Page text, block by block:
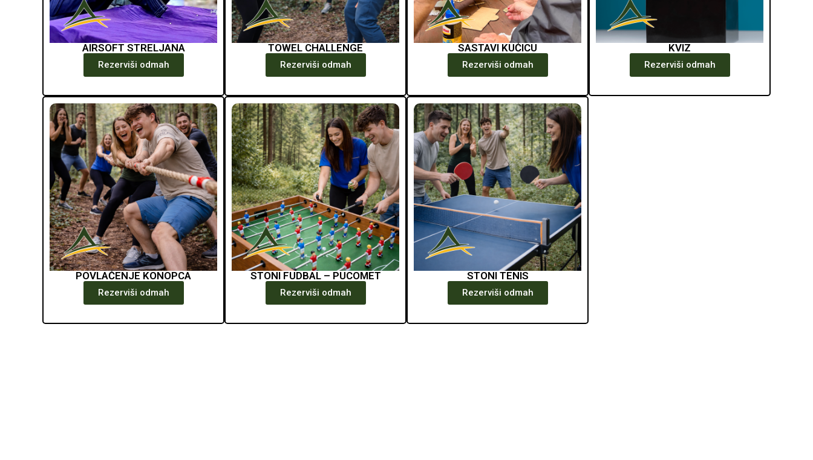
AIRSOFT STRELJANA
Rezerviši odmah
TOWEL CHALLENGE
Rezerviši odmah
SASTAVI KUĆICU
Rezerviši odmah
KVIZ
Rezerviši odmah
POVLAČENJE KONOPCA
Rezerviši odmah
STONI FUDBAL – PUCOMET
Rezerviši odmah
STONI TENIS
Rezerviši odmah